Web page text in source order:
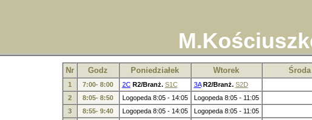
Nr Godz Poniedziałek Wtorek Środa
1 7:00- 8:00 2C R2/Branż. S1C 3A R2/Branż. S2D
2
8:05- 8:50 Logopeda 8:05 - 14:05 Logopeda 8:05 - 11:05
3
8:55- 9:40 Logopeda 8:05 - 14:05 Logopeda 8:05 - 11:05